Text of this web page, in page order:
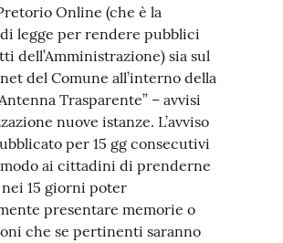
Online (che è la
legge per rendere pubblici
dell’Amministrazione) sia sul
del Comune all’interno della
Trasparente” – avvisi
nuove istanze. L’avviso
per 15 gg consecutivi
ai cittadini di prenderne
15 giorni poter
presentare memorie o
che se pertinenti saranno